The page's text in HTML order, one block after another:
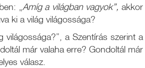
„ Amíg a világban vagyok”, akkor
ki a világ világossága?
világossága?”, a Szentírás szerint a
már valaha erre? Gondoltál már
válasz.